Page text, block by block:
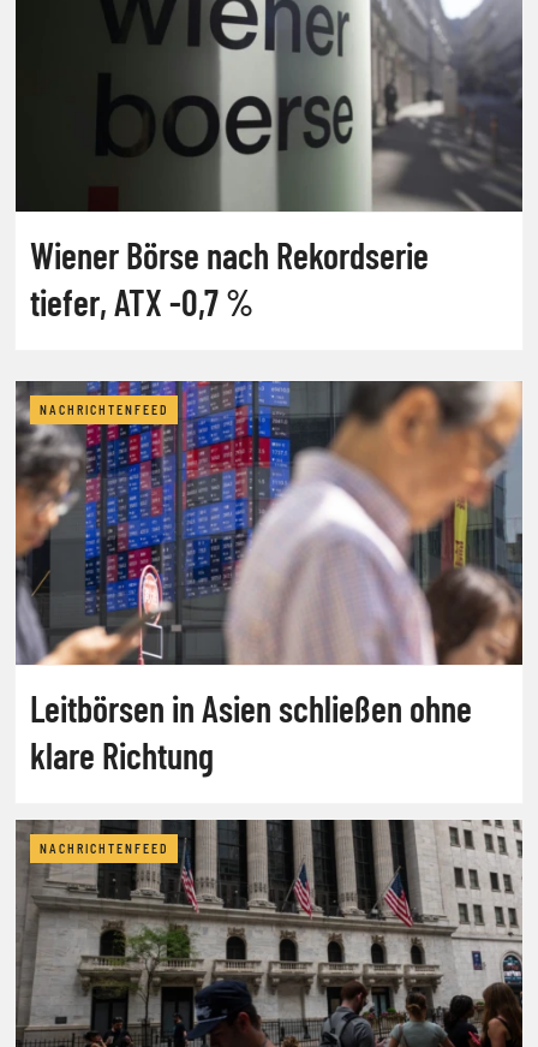
Wiener Börse nach Rekordserie
tiefer, ATX -0,7 %
NACHRICHTENFEED
Leitbörsen in Asien schließen ohne
klare Richtung
NACHRICHTENFEED